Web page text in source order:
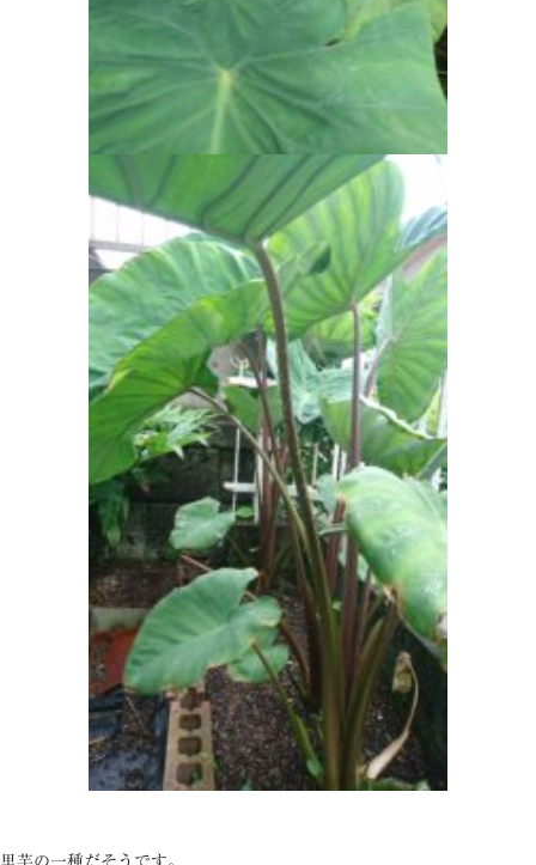
里芋の一種だそうです。